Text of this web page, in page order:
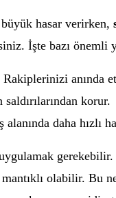
hasar verirken,
İşte bazı önemli
Rakiplerinizi anında
korur.
alanında daha hızlı
olabilir. Bu